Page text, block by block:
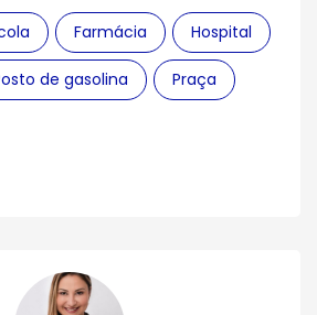
Farmácia Hospital
de gasolina Praça